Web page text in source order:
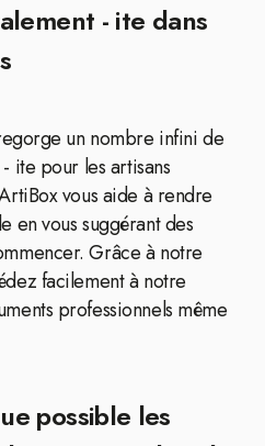
- ite dans
un nombre infini de
ite pour les artisans
vous aide à rendre
en vous suggérant des
Grâce à notre
facilement à notre
professionnels même
possible les